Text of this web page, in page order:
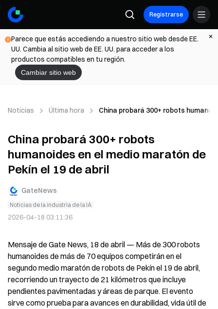
Registrarse
Parece que estás accediendo a nuestro sitio web desde EE.
UU. Cambia al sitio web de EE. UU. para acceder a los
productos compatibles en tu región.
Cambiar sitio web
Noticias Última hora China probará 300+ robots
China probará 300+ robots
humanoides en el medio maratón de
Pekín el 19 de abril
GateNews
Noticias de la industria de la IA
2026-04-18 03:11:36
Mensaje de Gate News, 18 de abril — Más de 300 robots
humanoides de más de 70 equipos competirán en el
segundo medio maratón de robots de Pekín el 19 de abril,
recorriendo un trayecto de 21 kilómetros que incluye
pendientes pavimentadas y áreas de parque. El evento
sirve como prueba para avances en durabilidad, vida útil de